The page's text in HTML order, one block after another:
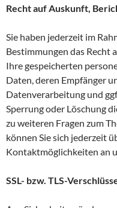
Recht auf Auskunft,
Sie haben jederzeit im
Bestimmungen das
Ihre gespeicherten
Daten, deren Empfänger
Datenverarbeitung und
Sperrung oder Löschung
zu weiteren Fragen zum
können Sie sich jederzeit
Kontaktmöglichkeiten an
SSL- bzw. TLS-